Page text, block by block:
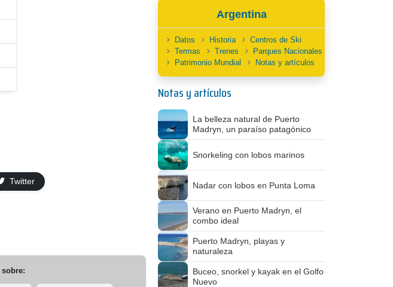
Twitter
sobre:
Argentina
Datos Historia
Centros de Ski
Termas
Trenes
Parques Nacionales
Patrimonio Mundial
Notas y artículos
Notas y artículos
La belleza natural de Puerto
Madryn, un paraíso patagónico
Snorkeling con lobos marinos
Nadar con lobos en Punta Loma
Verano en Puerto Madryn, el
combo ideal
Puerto Madryn, playas y
naturaleza
Buceo, snorkel y kayak en el Golfo
Nuevo